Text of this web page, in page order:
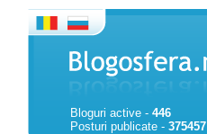
Bloguri active - 446
Posturi publicate - 375457